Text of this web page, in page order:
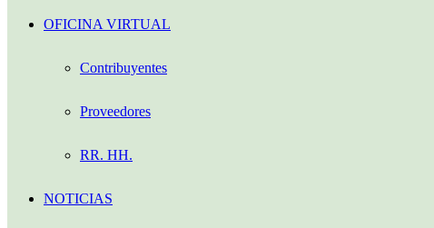
OFICINA VIRTUAL
Contribuyentes
Proveedores
RR. HH.
NOTICIAS